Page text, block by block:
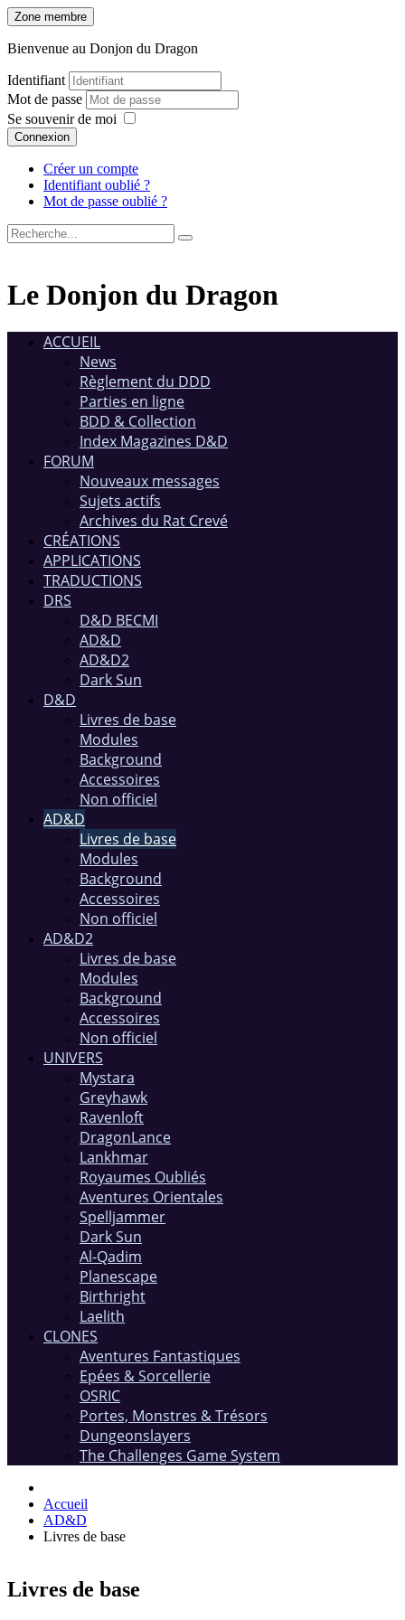
Zone membre
Bienvenue au Donjon du Dragon
Identifiant
Mot de passe
Se souvenir de moi
Connexion
Créer un compte
Identifiant oublié ?
Mot de passe oublié ?
Le Donjon du Dragon
ACCUEIL
News
Règlement du DDD
Parties en ligne
BDD & Collection
Index Magazines D&D
FORUM
Nouveaux messages
Sujets actifs
Archives du Rat Crevé
CRÉATIONS
APPLICATIONS
TRADUCTIONS
DRS
D&D BECMI
AD&D
AD&D2
Dark Sun
D&D
Livres de base
Modules
Background
Accessoires
Non officiel
AD&D
Livres de base
Modules
Background
Accessoires
Non officiel
AD&D2
Livres de base
Modules
Background
Accessoires
Non officiel
UNIVERS
Mystara
Greyhawk
Ravenloft
DragonLance
Lankhmar
Royaumes Oubliés
Aventures Orientales
Spelljammer
Dark Sun
Al-Qadim
Planescape
Birthright
Laelith
CLONES
Aventures Fantastiques
Epées & Sorcellerie
OSRIC
Portes, Monstres & Trésors
Dungeonslayers
The Challenges Game System
Accueil
AD&D
Livres de base
Livres de base